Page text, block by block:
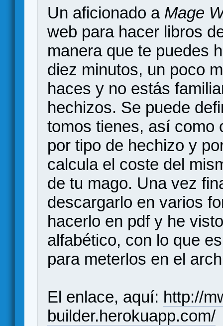
Un aficionado a Mage
web para hacer libros
manera que te puedes
diez minutos, un poco
haces y no estás
hechizos. Se puede
tomos tienes, así como
por tipo de hechizo y
calcula el coste del
de tu mago. Una vez
descargarlo en varios
hacerlo en pdf y he
alfabético, con lo que
para meterlos en el
El enlace, aquí: http://
builder.herokuapp.com/